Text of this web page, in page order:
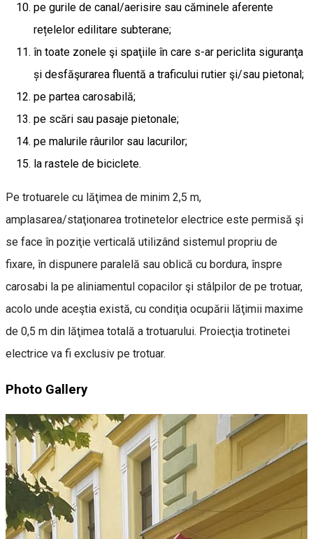
pe gurile de canal/aerisire sau căminele aferente
rețelelor edilitare subterane;
în toate zonele şi spaţiile în care s-ar periclita siguranţa
și desfăşurarea fluentă a traficului rutier şi/sau pietonal;
pe partea carosabilă;
pe scări sau pasaje pietonale;
pe malurile râurilor sau lacurilor;
la rastele de biciclete.
Pe trotuarele cu lăţimea de minim 2,5 m,
amplasarea/staţionarea trotinetelor electrice este permisă şi
se face în poziţie verticală utilizând sistemul propriu de
fixare, în dispunere paralelă sau oblică cu bordura, înspre
carosabi la pe aliniamentul copacilor şi stâlpilor de pe trotuar,
acolo unde aceştia există, cu condiţia ocupării lăţimii maxime
de 0,5 m din lăţimea totală a trotuarului. Proiecţia trotinetei
electrice va fi exclusiv pe trotuar.
Photo Gallery